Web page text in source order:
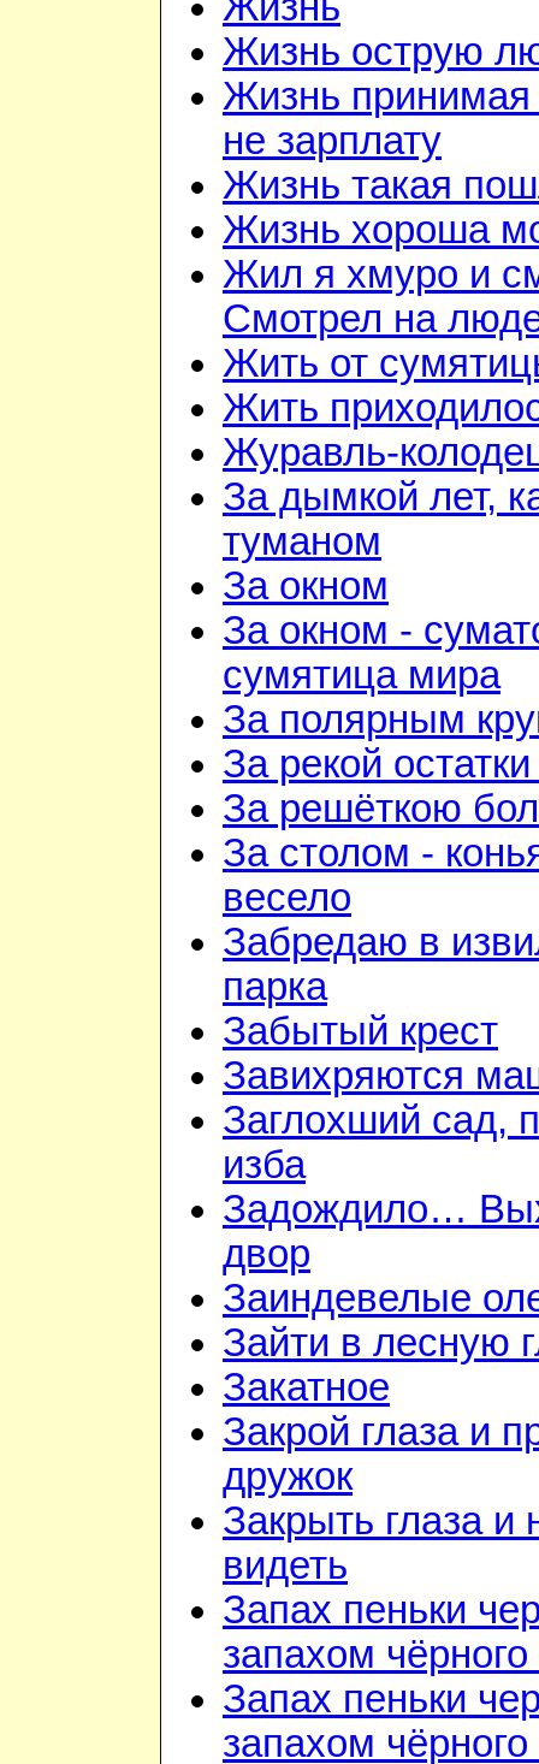
Жизнь острую
Жизнь
не зарплату
Жизнь такая
Жизнь хороша
Жил я хмуро и
Смотрел на
Жить от
Жить
Журавль-
За дымкой лет,
туманом
За окном
За окном -
сумятица мира
За полярным
За рекой
За решёткою
За столом -
весело
Забредаю в
парка
Забытый крест
Завихряются
Заглохший сад,
изба
Задождило…
двор
Заиндевелые
Зайти в лесную
Закатное
Закрой глаза и
дружок
Закрыть глаза и
видеть
Запах пеньки
запахом
Запах пеньки
запахом